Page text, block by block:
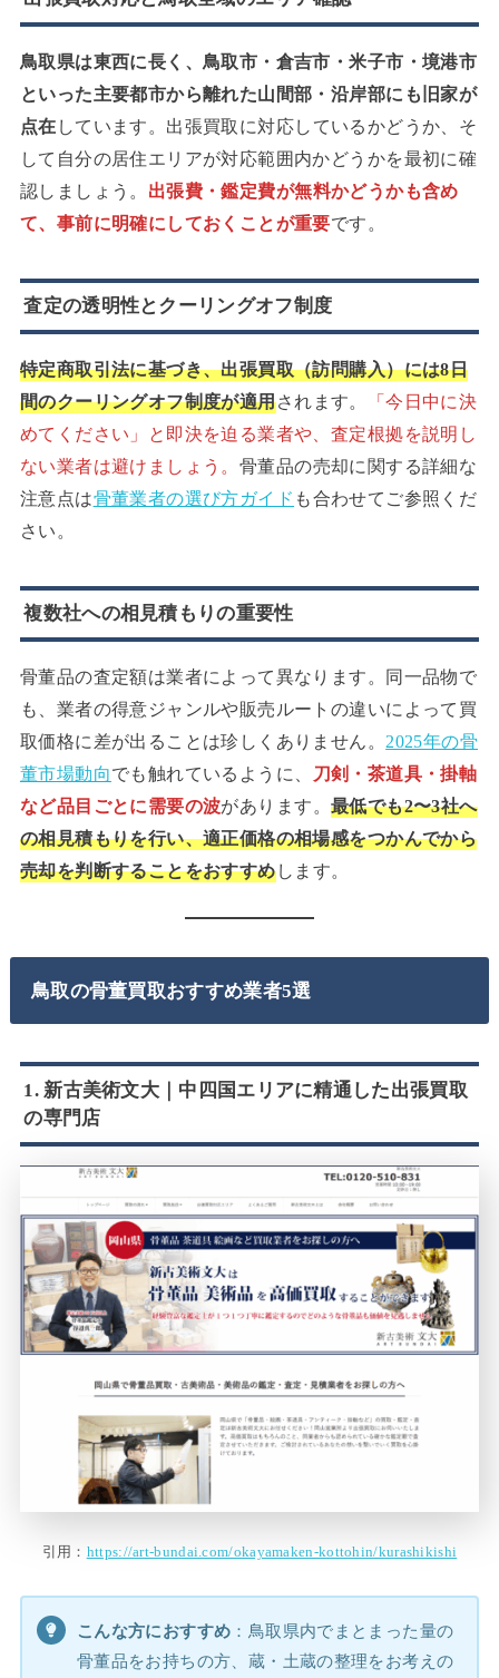
鳥取県は東西に長く、鳥取市・倉吉市・米子市・境港市
といった主要都市から離れた山間部・沿岸部にも旧家が
点在 しています。出張買取に対応しているかどうか、そ
して自分の居住エリアが対応範囲内かどうかを最初に確
認しましょう。 出張費・鑑定費が無料かどうかも含め
て、事前に明確にしておくことが重要です。
査定の透明性とクーリングオフ制度
特定商取引法に基づき、出張買取（訪問購入）には8日
間のクーリングオフ制度が適用されます。
「今日中に決
めてください」と即決を迫る業者や、査定根拠を説明し
ない業者は避けましょう。 骨董品の売却に関する詳細な
注意点は骨董業者の選び方ガイド も合わせてご参照くだ
さい。
複数社への相見積もりの重要性
骨董品の査定額は業者によって異なります。同一品物で
も、業者の得意ジャンルや販売ルートの違いによって買
取価格に差が出ることは珍しくありません。2025年の骨
董市場動向でも触れているように、 刀剣・茶道具・掛軸
など品目ごとに需要の波があります。 最低でも2〜3社へ
の相見積もりを行い、適正価格の相場感をつかんでから
売却を判断することをおすすめします。
鳥取の骨董買取おすすめ業者5選
1. 新古美術文大｜中四国エリアに精通した出張買取
の専門店
引用： https://art-bundai.com/okayamaken-kottohin/kurashikishi
こんな方におすすめ ：鳥取県内でまとまった量の
骨董品をお持ちの方、蔵・土蔵の整理をお考えの